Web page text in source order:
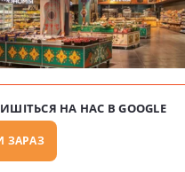
НА НАС В GOOGLE
ЗАРАЗ